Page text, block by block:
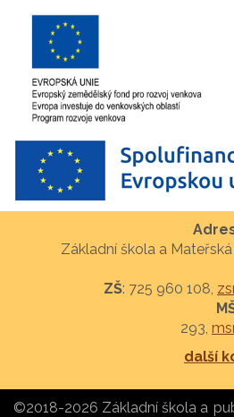
Základní škola a
ZŠ: 725 960 108,
293,
další
©2018-2026 Základní škola a